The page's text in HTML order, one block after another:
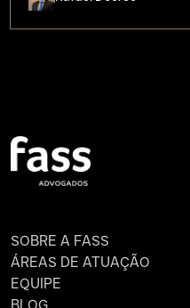
SOBRE A FASS
ÁREAS DE ATUAÇÃO
EQUIPE
BLOG